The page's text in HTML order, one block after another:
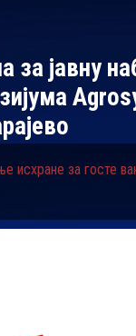
јавну
исхране за